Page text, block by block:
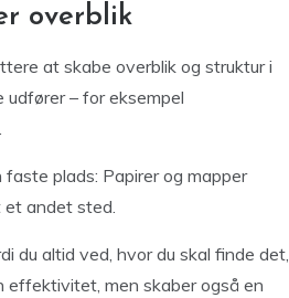
overblik
at skabe overblik og struktur i
– for eksempel
plads: Papirer og mapper
et andet sted.
du altid ved, hvor du skal finde det,
effektivitet, men skaber også en